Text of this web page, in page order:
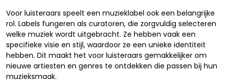
Voor luisteraars speelt een muzieklabel ook een belangrijke
rol. Labels fungeren als curatoren, die zorgvuldig selecteren
welke muziek wordt uitgebracht. Ze hebben vaak een
specifieke visie en stijl, waardoor ze een unieke identiteit
hebben. Dit maakt het voor luisteraars gemakkelijker om
nieuwe artiesten en genres te ontdekken die passen bij hun
muzieksmaak.